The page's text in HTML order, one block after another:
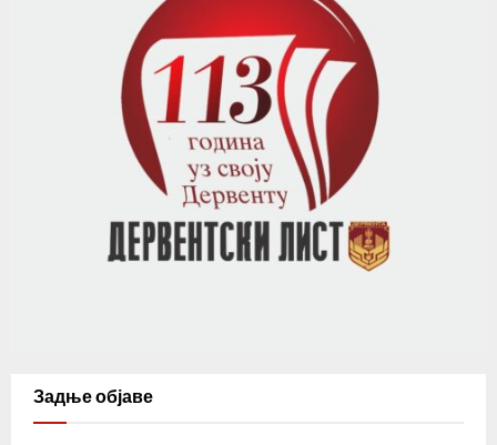
Задње објаве